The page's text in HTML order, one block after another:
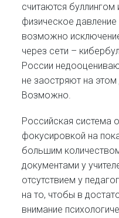
считаются
физическое
возможно
через сети –
России
не заостряют на
Возможно.
Российская система
фокусировкой на
большим
документами у
отсутствием у
на то, чтобы в
внимание